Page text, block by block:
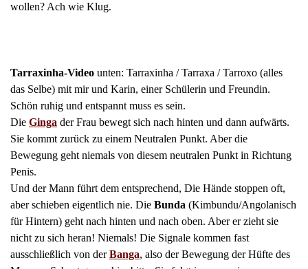
wollen? Ach wie Klug.
Tarraxinha-Video unten: Tarraxinha / Tarraxa / Tarroxo (alles
das Selbe) mit mir und Karin, einer Schülerin und Freundin.
Schön ruhig und entspannt muss es sein.
Die Ginga der Frau bewegt sich nach hinten und dann aufwärts.
Sie kommt zurück zu einem Neutralen Punkt. Aber die
Bewegung geht niemals von diesem neutralen Punkt in Richtung
Penis.
Und der Mann führt dem entsprechend, Die Hände stoppen oft,
aber schieben eigentlich nie. Die Bunda (Kimbundu/Angolanisch
für Hintern) geht nach hinten und nach oben. Aber er zieht sie
nicht zu sich heran! Niemals! Die Signale kommen fast
ausschließlich von derBanga, also der Bewegung der Hüfte des